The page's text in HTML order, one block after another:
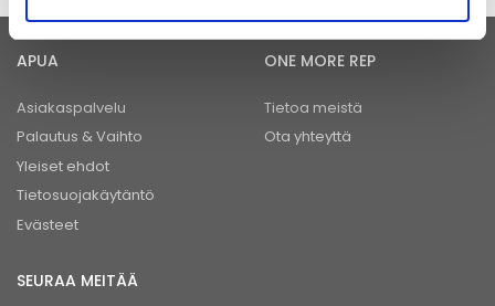
APUA
Asiakaspalvelu
Palautus & Vaihto
Yleiset ehdot
Tietosuojakäytäntö
Evästeet
ONE MORE REP
Tietoa meistä
Ota yhteyttä
SEURAA MEITÄÄ